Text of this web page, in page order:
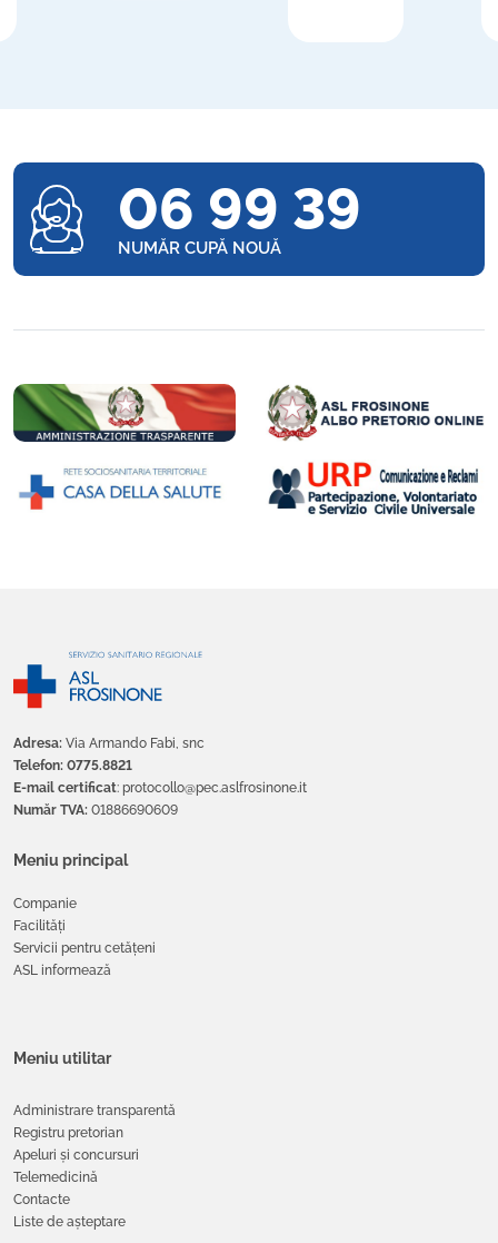
06 99 39
NUMĂR CUPĂ NOUĂ
Adresa: Via Armando Fabi, snc
Telefon: 0775.8821
E-mail certificat: protocollo@pec.aslfrosinone.it
Număr TVA: 01886690609
Meniu principal
Companie
Facilități
Servicii pentru cetățeni
ASL informează
Meniu utilitar
Administrare transparentă
Registru pretorian
Apeluri și concursuri
Telemedicină
Contacte
Liste de așteptare